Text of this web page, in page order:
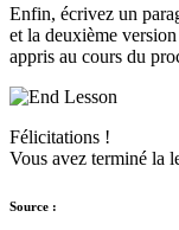
Enfin, écrivez un
et la deuxième
appris au cours du
Félicitations !
Vous avez terminé la
Source :